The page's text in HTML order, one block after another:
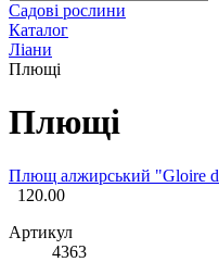
Садові рослини
Каталог
Ліани
Плющі
Плющі
Плющ алжирський "Gloire
120.00
Артикул
4363